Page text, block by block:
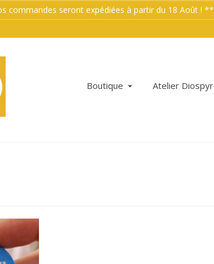
Boutique Atelier
commandes seront expédiées à partir du 18 Août !